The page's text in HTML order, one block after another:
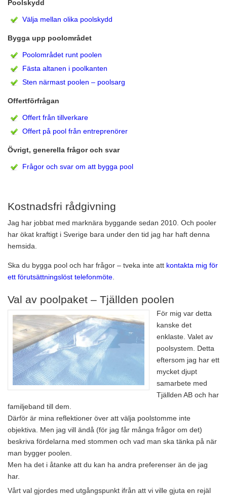
Poolskydd
Välja mellan olika poolskydd
Bygga upp poolområdet
Poolområdet runt poolen
Fästa altanen i poolkanten
Sten närmast poolen – poolsarg
Offertförfrågan
Offert från tillverkare
Offert på pool från entreprenörer
Övrigt, generella frågor och svar
Frågor och svar om att bygga pool
Kostnadsfri rådgivning
Jag har jobbat med marknära byggande sedan 2010. Och pooler
har ökat kraftigt i Sverige bara under den tid jag har haft denna
hemsida.
Ska du bygga pool och har frågor – tveka inte att kontakta mig för
ett förutsättningslöst telefonmöte.
Val av poolpaket – Tjällden poolen
För mig var detta
kanske det
enklaste. Valet av
poolsystem. Detta
eftersom jag har ett
mycket djupt
samarbete med
Tjällden AB och har
familjeband till dem.
Därför är mina reflektioner över att välja poolstomme inte
objektiva. Men jag vill ändå (för jag får många frågor om det)
beskriva fördelarna med stommen och vad man ska tänka på när
man bygger poolen.
Men ha det i åtanke att du kan ha andra preferenser än de jag
har.
Vårt val gjordes med utgångspunkt ifrån att vi ville gjuta en rejäl